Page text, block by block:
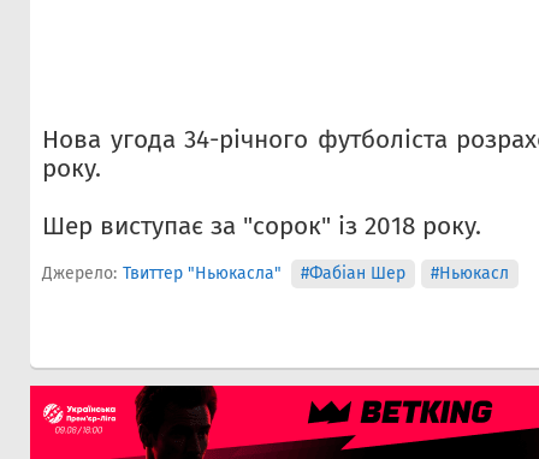
Нова угода 34-річного футболіста
року.
Шер виступає за "сорок" із 2018 року.
Джерело: Твиттер "Ньюкасла" #Фабіан Шер #Ньюкасл